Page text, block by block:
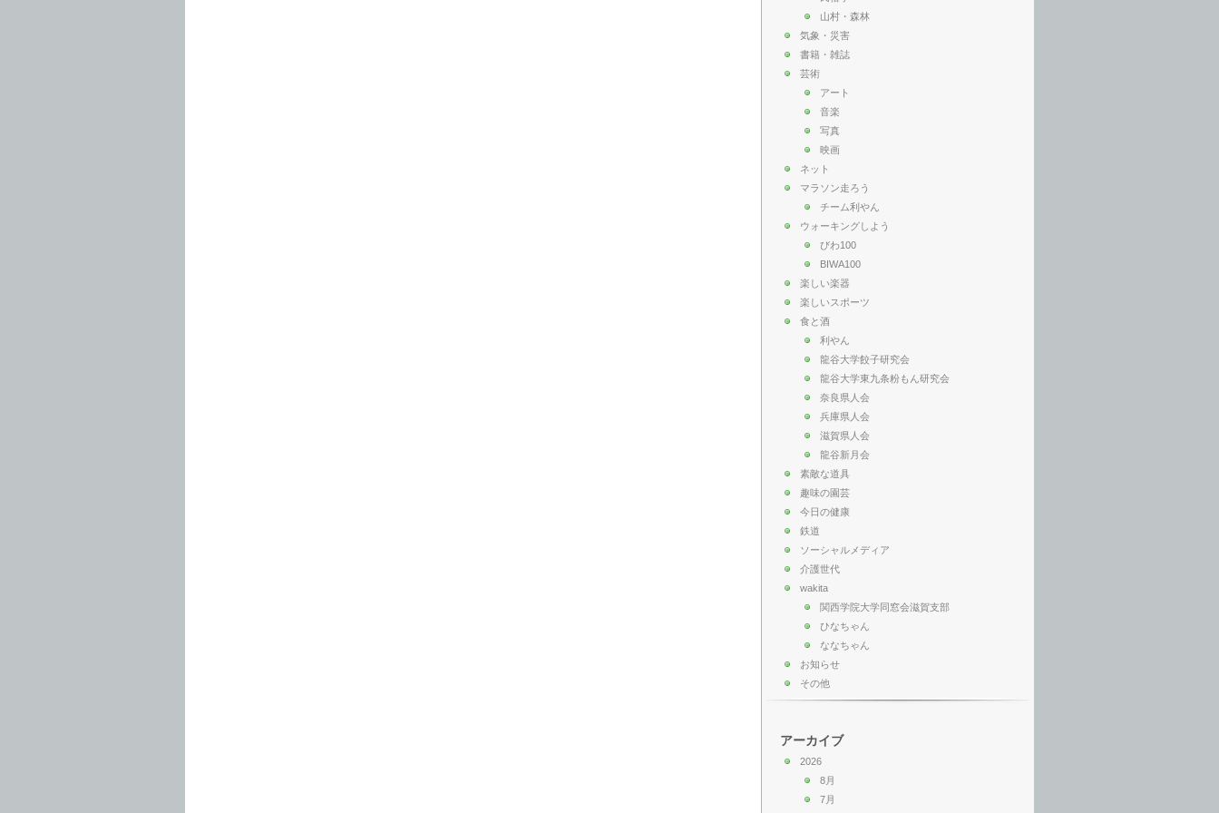
山村・森林
気象・災害
書籍・雑誌
芸術
アート
音楽
写真
映画
ネット
マラソン走ろう
チーム利やん
ウォーキングしよう
びわ100
BIWA100
楽しい楽器
楽しいスポーツ
食と酒
利やん
龍谷大学餃子研究会
龍谷大学東九条粉もん研究会
奈良県人会
兵庫県人会
滋賀県人会
龍谷新月会
素敵な道具
趣味の園芸
今日の健康
鉄道
ソーシャルメディア
介護世代
wakita
関西学院大学同窓会滋賀支部
ひなちゃん
ななちゃん
お知らせ
その他
アーカイブ
2026
8月
7月